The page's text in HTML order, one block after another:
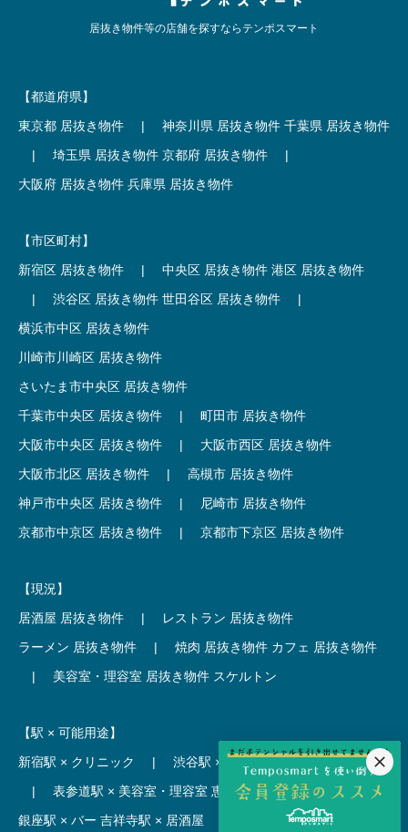
居抜き物件等の店舗を探すならテンポスマート
【都道府県】
東京都 居抜き物件
| 神奈川県 居抜き物件 千葉県 居抜き物件
|
埼玉県 居抜き物件 京都府 居抜き物件
|
大阪府 居抜き物件 兵庫県 居抜き物件
【市区町村】
新宿区 居抜き物件
| 中央区 居抜き物件 港区 居抜き物件
|
渋谷区 居抜き物件 世田谷区 居抜き物件
|
横浜市中区 居抜き物件
川崎市川崎区 居抜き物件
さいたま市中央区 居抜き物件
千葉市中央区 居抜き物件
|
町田市 居抜き物件
大阪市中央区 居抜き物件
|
大阪市西区 居抜き物件
大阪市北区 居抜き物件
|
高槻市 居抜き物件
神戸市中央区 居抜き物件
|
尼崎市 居抜き物件
京都市中京区 居抜き物件
| 京都市下京区 居抜き物件
【現況】
居酒屋 居抜き物件
|
レストラン 居抜き物件
ラーメン 居抜き物件
| 焼肉 居抜き物件 カフェ 居抜き物件
|
美容室・理容室 居抜き物件 スケルトン
【駅 × 可能用途】
新宿駅 × クリニック
| 渋谷駅 × カフェ 池袋駅 × ラーメン
|
表参道駅 × 美容室・理容室 恵比寿駅 × レストラン
|
銀座駅 × バー 吉祥寺駅 × 居酒屋 麻布十番駅 × レストラン